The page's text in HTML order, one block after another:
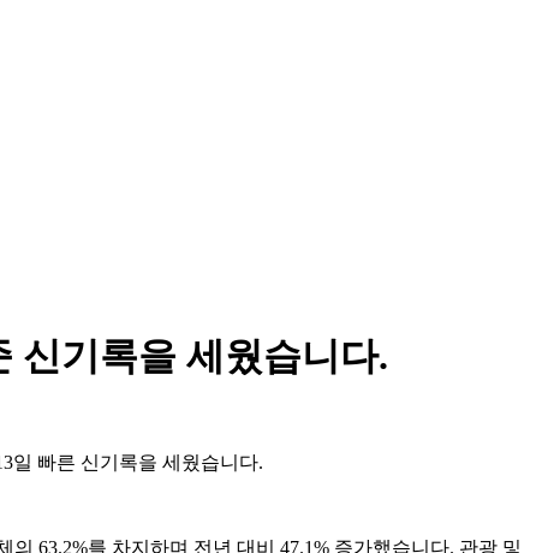
신기록을 세웠습니다.
일 빠른 신기록을 세웠습니다.
63.2%를 차지하며 전년 대비 47.1% 증가했습니다. 관광 및